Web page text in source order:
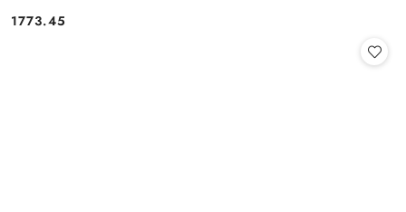
Cena:
1773.45